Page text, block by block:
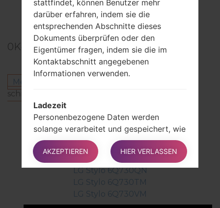
0Kommentare
Melden Sie sich an
schreiben.
Andere Modelle aus dieser Serie
LG Stylo 6Q730MM
LG Stylo 6Q730QM
LG Stylo 6Q730QM5
LG Stylo 6Q730QN
LG Stylo 6Q730TM
LG Stylo 6Q730VM
stattfindet, können Benutzer mehr
darüber erfahren, indem sie die
entsprechenden Abschnitte dieses
Dokuments überprüfen oder den
Eigentümer fragen, indem sie die im
Kontaktabschnitt angegebenen
Informationen verwenden.
Ladezeit
Personenbezogene Daten werden
solange verarbeitet und gespeichert, wie
dies für die Zwecke erforderlich ist, für
die sie erhoben wurden.
Also:
Personenbezogene Daten, die zu
Zwecken der Vertragsabwicklung
zwischen dem Eigentümer und dem
AKZEPTIEREN HIER VERLASSEN